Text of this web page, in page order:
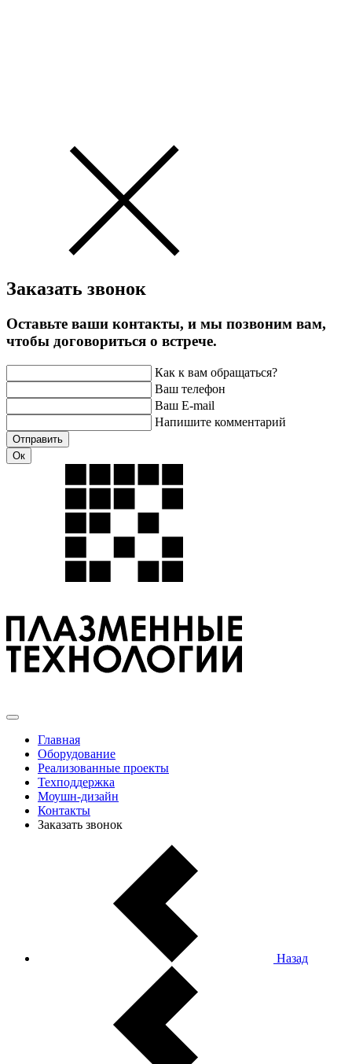
Заказать звонок
Оставьте ваши контакты, и мы позвоним вам,
чтобы договориться о встрече.
Как к вам обращаться?
Ваш телефон
Ваш E-mail
Напишите комментарий
Отправить
Ок
Главная
Оборудование
Реализованные проекты
Техподдержка
Моушн-дизайн
Контакты
Заказать звонок
Назад